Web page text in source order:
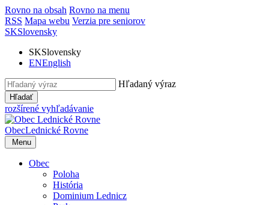
Rovno na obsah Rovno na menu
RSS Mapa webu Verzia pre seniorov
SKSlovensky
SKSlovensky
ENEnglish
Hľadaný výraz
Hľadať
rozšírené vyhľadávanie
ObecLednické Rovne
Menu
Obec
Poloha
História
Dominium Lednicz